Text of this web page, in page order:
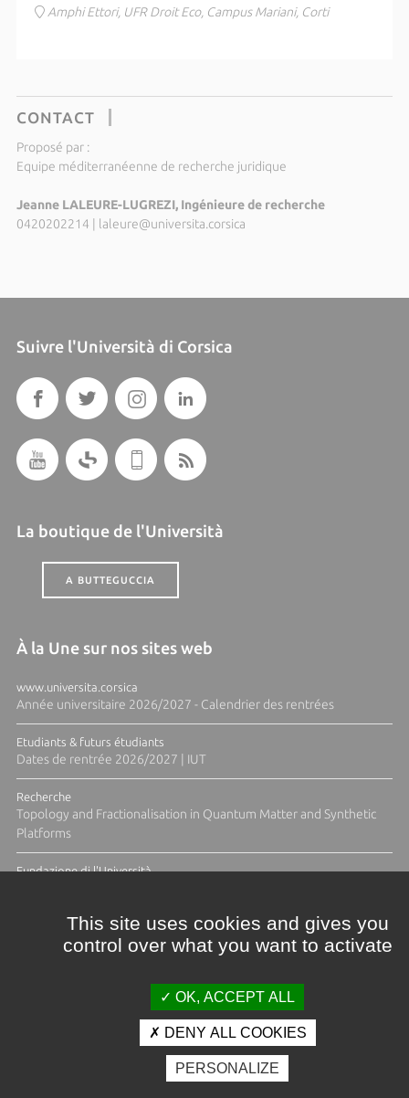
Amphi Ettori, UFR Droit Eco, Campus Mariani, Corti
CONTACT
Proposé par :
Equipe méditerranéenne de recherche juridique
Jeanne LALEURE-LUGREZI, Ingénieure de recherche
0420202214 | laleure@universita.corsica
Suivre l'Università di Corsica
La boutique de l'Università
A BUTTEGUCCIA
À la Une sur nos sites web
www.universita.corsica
Année universitaire 2026/2027 - Calendrier des rentrées
Etudiants & futurs étudiants
Dates de rentrée 2026/2027 | IUT
Recherche
Topology and Fractionalisation in Quantum Matter and Synthetic
Platforms
Fundazione di l'Università
Crédits et mentions légales
Espace presse
Photothèque
This site uses cookies and gives you
control over what you want to activate
OK, ACCEPT ALL
DENY ALL COOKIES
PERSONALIZE